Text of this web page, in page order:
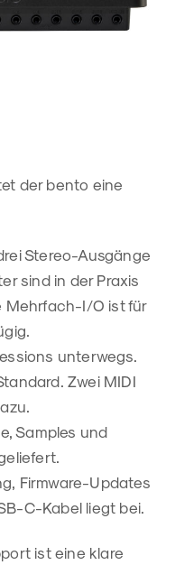
der bento eine
Stereo-Ausgänge
sind in der Praxis
Mehrfach-I/O ist für
unterwegs.
Zwei MIDI
Samples und
Firmware-Updates
C-Kabel liegt bei.
ist eine klare